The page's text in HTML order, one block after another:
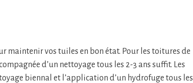
maintenir vos tuiles en bon état. Pour les toitures de
d’un nettoyage tous les 2-3 ans suffit. Les
biennal et l’application d’un hydrofuge tous les